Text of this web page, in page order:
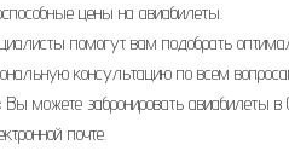
цены на авиабилеты.
помогут вам подобрать
консультацию по всем
Вы можете забронировать авиабилеты
почте.